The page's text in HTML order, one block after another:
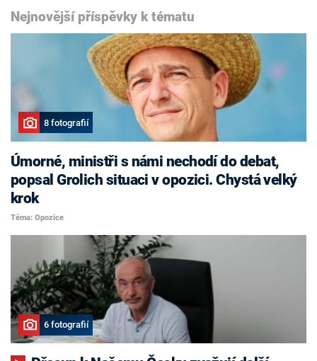
Nejnovější příspěvky k tématu
8 fotografií
Úmorné, ministři s námi nechodí do debat,
popsal Grolich situaci v opozici. Chystá velký
krok
Téma: Opozice
6 fotografií